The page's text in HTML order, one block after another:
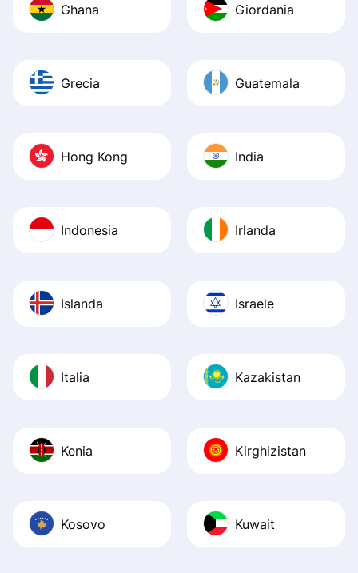
Ghana Giordania
Grecia Guatemala
Hong Kong India
Indonesia Irlanda
Islanda Israele
Italia Kazakistan
Kenia Kirghizistan
Kosovo Kuwait